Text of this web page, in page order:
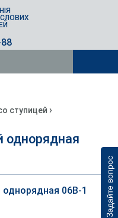
Задайте вопрос
ступицей ›
однорядная